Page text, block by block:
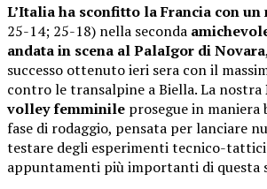
L’Italia ha sconfitto la Francia con un
25-14; 25-18) nella seconda
andata in scena al PalaIgor di Novara
successo ottenuto ieri sera con il
contro le transalpine a Biella. La nostra
volley femminile prosegue in
fase di rodaggio, pensata per lanciare
testare degli esperimenti tecnico-
appuntamenti più importanti di questa